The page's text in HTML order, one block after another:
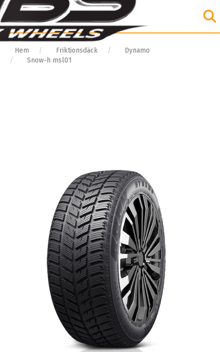
Hem Friktionsdäck
Dynamo
Snow-h msl01